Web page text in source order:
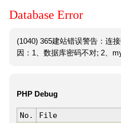
Database Error
(1040) 365建站错误警告：连
因：1、数据库密码不对; 2、
PHP Debug
No. File